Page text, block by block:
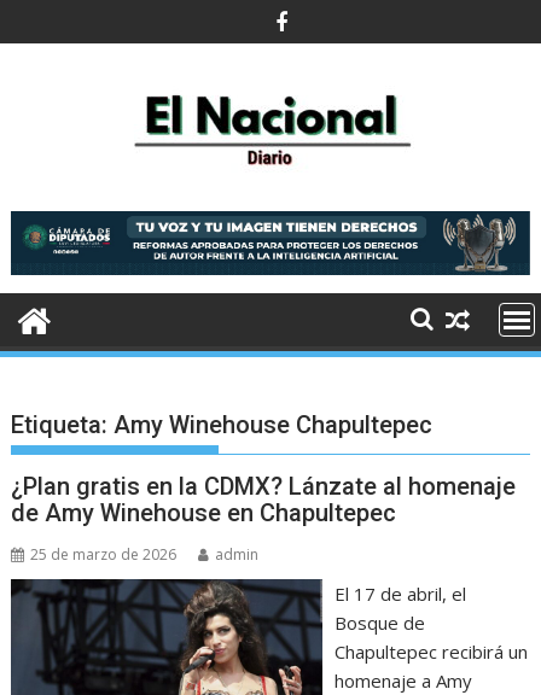
al
Etiqueta:Amy Winehouse Chapultepec
¿Plan gratis en la CDMX? Lánzate al homenaje
de Amy Winehouse en Chapultepec
25 de marzo de 2026 admin
El 17 de abril, el
Bosque de
Chapultepec recibirá un
homenaje a Amy